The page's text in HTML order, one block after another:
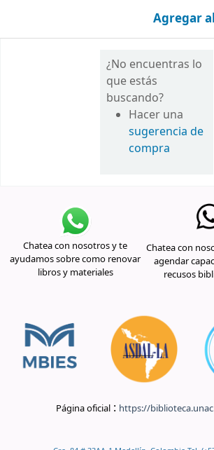
Agregar
¿No encuentras lo
que estás
buscando?
Hacer una
sugerencia de
compra
Chatea con nosotros y te
ayudamos sobre como renovar
libros y materiales
Chatea con
agendar
recusos
Página oficial : https://